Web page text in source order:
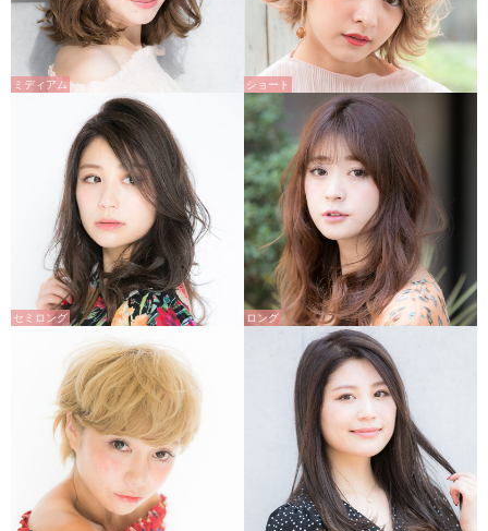
ミディアム ショート
セミロング ロング